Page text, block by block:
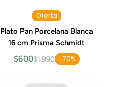
Oferta
Plato Pan Porcelana Blanca
16 cm Prisma Schmidt
$600$1.990 -70%